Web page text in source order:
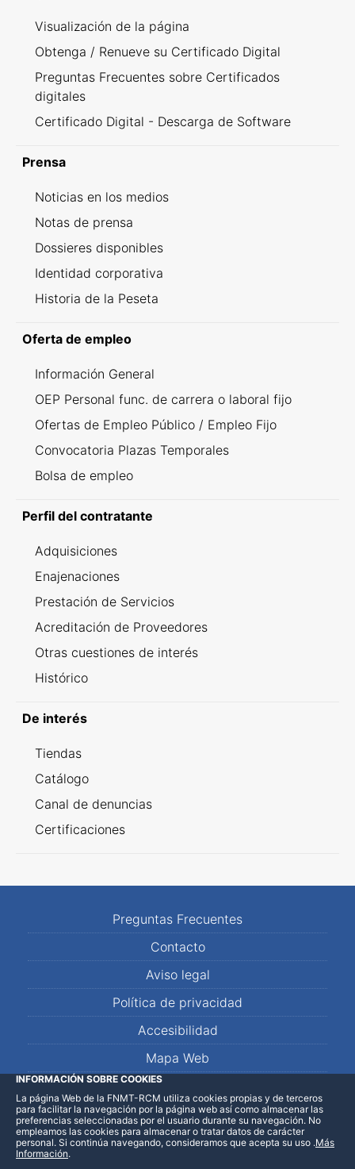
Visualización de la página
Obtenga / Renueve su Certificado Digital
Preguntas Frecuentes sobre Certificados
digitales
Certificado Digital - Descarga de Software
Prensa
Noticias en los medios
Notas de prensa
Dossieres disponibles
Identidad corporativa
Historia de la Peseta
Oferta de empleo
Información General
OEP Personal func. de carrera o laboral fijo
Ofertas de Empleo Público / Empleo Fijo
Convocatoria Plazas Temporales
Bolsa de empleo
Perfil del contratante
Adquisiciones
Enajenaciones
Prestación de Servicios
Acreditación de Proveedores
Otras cuestiones de interés
Histórico
De interés
Tiendas
Catálogo
Canal de denuncias
Certificaciones
Preguntas Frecuentes
Contacto
Aviso legal
Política de privacidad
Accesibilidad
Mapa Web
LinkedInFacebookWhatsApp
INFORMACIÓN SOBRE COOKIES
La página Web de la FNMT-RCM utiliza cookies propias y de terceros
para facilitar la navegación por la página web así como almacenar las
preferencias seleccionadas por el usuario durante su navegación. No
empleamos las cookies para almacenar o tratar datos de carácter
personal. Si continúa navegando, consideramos que acepta su uso .Más
Información.